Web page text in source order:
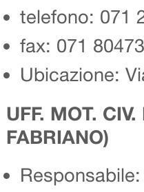
telefono: 071
fax: 071
Ubicazione:
UFF. MOT.
FABRIANO)